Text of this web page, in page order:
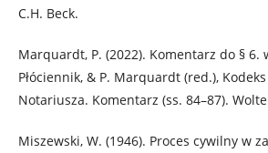
C.H. Beck.
Marquardt, P. (2022). Komentarz do § 6.
Płóciennik, & P. Marquardt (red.),
Notariusza. Komentarz (ss. 84–87).
Miszewski, W. (1946). Proces cywilny w